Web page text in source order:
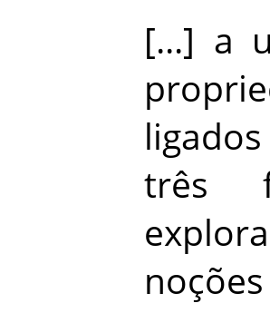
[...] a
três
noções